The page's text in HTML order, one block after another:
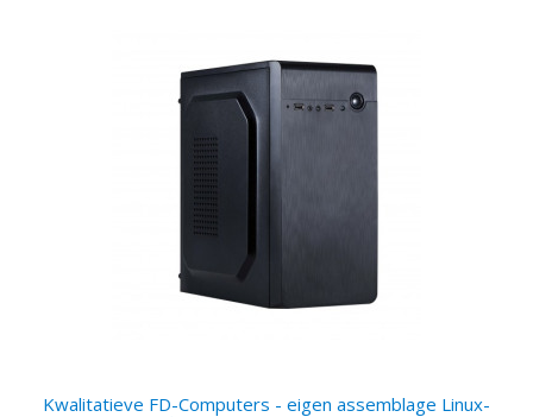
Kwalitatieve FD-Computers - eigen assemblage Linux-